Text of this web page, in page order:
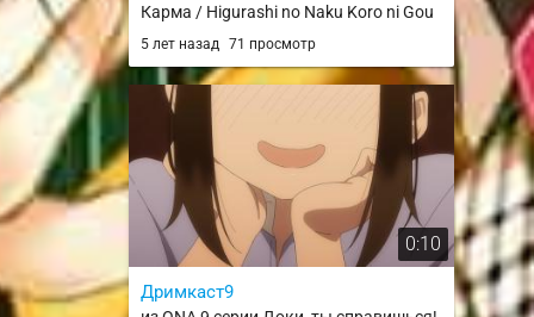
Карма / Higurashi no Naku Koro ni Gou
5 лет назад 71 просмотр
0:10
Дримкаст9